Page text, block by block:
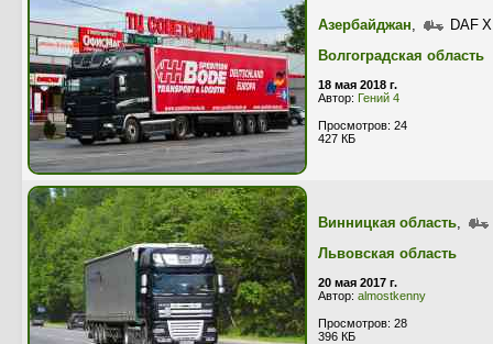
Азербайджан,
DAF
Волгоградская область
18 мая 2018 г.
Автор: Гений 4
Просмотров: 24
427 КБ
Винницкая область,
Львовская область
20 мая 2017 г.
Автор: almostkenny
Просмотров: 28
396 КБ